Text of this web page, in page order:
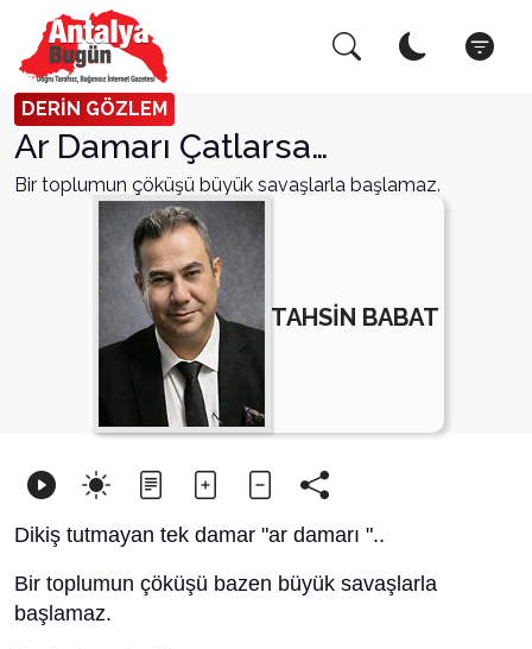
DERİN GÖZLEM
Ar Damarı Çatlarsa…
Bir toplumun çöküşü büyük savaşlarla başlamaz.
TAHSİN BABAT
Dikiş tutmayan tek damar "ar damarı "..
Bir toplumun çöküşü bazen büyük savaşlarla
başlamaz.
Arama Yap! Kapat